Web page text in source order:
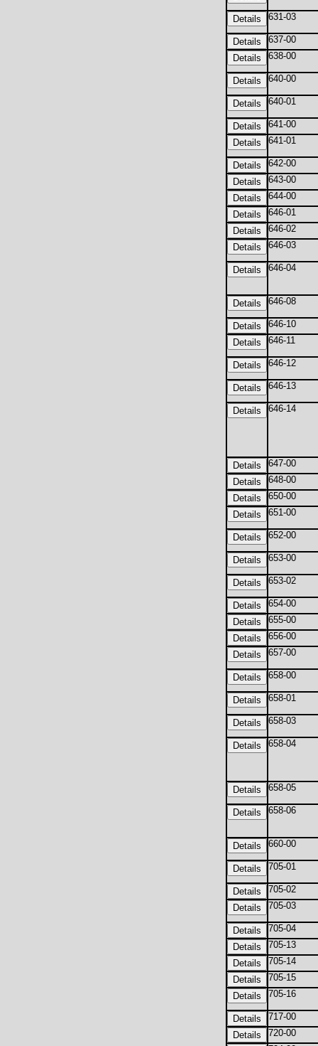
631-03
637-00
638-00
640-00
640-01
641-00
641-01
642-00
643-00
644-00
646-01
646-02
646-03
646-04
646-08
646-10
646-11
646-12
646-13
646-14
647-00
648-00
650-00
651-00
652-00
653-00
653-02
654-00
655-00
656-00
657-00
658-00
658-01
658-03
658-04
658-05
658-06
660-00
705-01
705-02
705-03
705-04
705-13
705-14
705-15
705-16
717-00
720-00